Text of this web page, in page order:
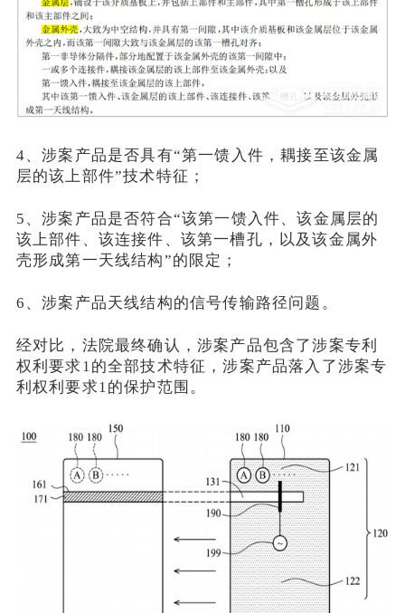
4、涉案产品是否具有“第一馈入件，耦接至该金属
层的该上部件”技术特征；
5、涉案产品是否符合“该第一馈入件、该金属层的
该上部件、该连接件、该第一槽孔，以及该金属外
壳形成第一天线结构”的限定；
6、涉案产品天线结构的信号传输路径问题。
经对比，法院最终确认，涉案产品包含了涉案专利
权利要求1的全部技术特征，涉案产品落入了涉案专
利权利要求1的保护范围。